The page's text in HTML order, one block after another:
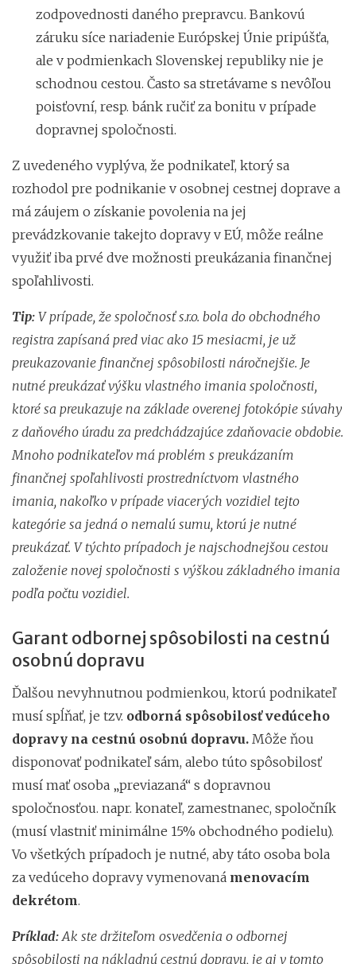
zodpovednosti daného prepravcu. Bankovú
záruku síce nariadenie Európskej Únie pripúšťa,
ale v podmienkach Slovenskej republiky nie je
schodnou cestou. Často sa stretávame s nevôľou
poisťovní, resp. bánk ručiť za bonitu v prípade
dopravnej spoločnosti.
Z uvedeného vyplýva, že podnikateľ, ktorý sa
rozhodol pre podnikanie v osobnej cestnej doprave a
má záujem o získanie povolenia na jej
prevádzkovanie takejto dopravy v EÚ, môže reálne
využiť iba prvé dve možnosti preukázania finančnej
spoľahlivosti.
Tip: V prípade, že spoločnosť s.r.o. bola do obchodného
registra zapísaná pred viac ako 15 mesiacmi, je už
preukazovanie finančnej spôsobilosti náročnejšie. Je
nutné preukázať výšku vlastného imania spoločnosti,
ktoré sa preukazuje na základe overenej fotokópie súvahy
z daňového úradu za predchádzajúce zdaňovacie obdobie.
Mnoho podnikateľov má problém s preukázaním
finančnej spoľahlivosti prostredníctvom vlastného
imania, nakoľko v prípade viacerých vozidiel tejto
kategórie sa jedná o nemalú sumu, ktorú je nutné
preukázať. V týchto prípadoch je najschodnejšou cestou
založenie novej spoločnosti s výškou základného imania
podľa počtu vozidiel.
Garant odbornej spôsobilosti na cestnú
osobnú dopravu
Ďalšou nevyhnutnou podmienkou, ktorú podnikateľ
musí spĺňať, je tzv. odborná spôsobilosť vedúceho
dopravy na cestnú osobnú dopravu. Môže ňou
disponovať podnikateľ sám, alebo túto spôsobilosť
musí mať osoba „previazaná“ s dopravnou
spoločnosťou. napr. konateľ, zamestnanec, spoločník
(musí vlastniť minimálne 15% obchodného podielu).
Vo všetkých prípadoch je nutné, aby táto osoba bola
za vedúceho dopravy vymenovaná menovacím
dekrétom.
Príklad: Ak ste držiteľom osvedčenia o odbornej
spôsobilosti na nákladnú cestnú dopravu, je aj v tomto